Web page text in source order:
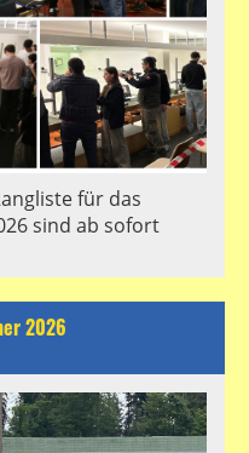
für das
sind ab sofort
2026